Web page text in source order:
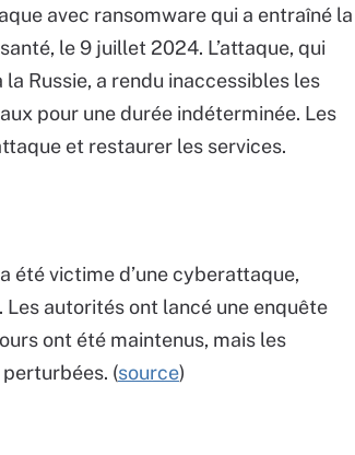
avec ransomware qui a entraîné la
le 9 juillet 2024. L’attaque, qui
Russie, a rendu inaccessibles les
pour une durée indéterminée. Les
et restaurer les services.
été victime d’une cyberattaque,
autorités ont lancé une enquête
ont été maintenus, mais les
(source)